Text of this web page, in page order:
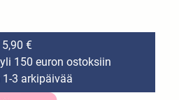
€
150 euron ostoksiin
3 arkipäivää